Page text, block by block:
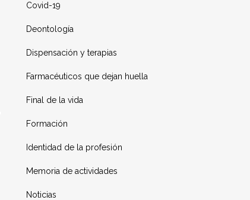
Covid-19
Deontología
Dispensación y terapias
Farmacéuticos que dejan huella
Final de la vida
Formación
Identidad de la profesión
Memoria de actividades
Noticias